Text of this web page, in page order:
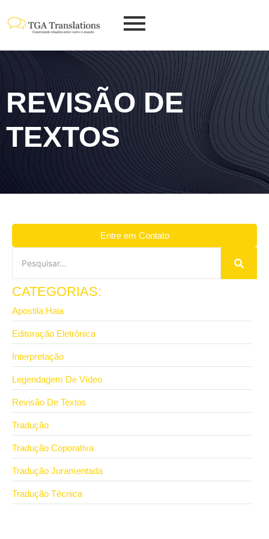
REVISÃO DE
TEXTOS
Entre em Contato
CATEGORIAS:
Apostila Haia
Editoração Eletrônica
Interpretação
Legendagem De Vídeo
Revisão De Textos
Tradução
Tradução Coporativa
Tradução Juramentada
Tradução Técnica